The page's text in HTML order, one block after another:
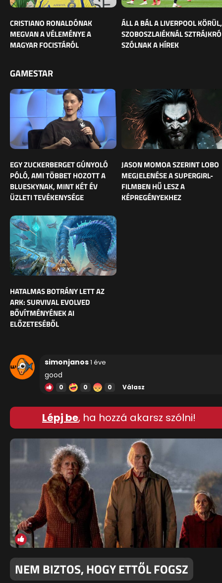
CRISTIANO RONALDÓNAK
MEGVAN A VÉLEMÉNYE A
MAGYAR FOCISTÁRÓL
ÁLL A BÁL A LIVERPOOL KÖRÜL,
SZOBOSZLAIÉKNÁL
SZÓLNAK A HÍREK
GAMESTAR
EGY ZUCKERBERGET GÚNYOLÓ
PÓLÓ, AMI TÖBBET HOZOTT A
BLUESKYNAK, MINT KÉT ÉV
ÜZLETI TEVÉKENYSÉGE
JASON MOMOA SZERINT LOBO
MEGJELENÉSE A SUPERGIRL-
FILMBEN HŰ LESZ A
KÉPREGÉNYEKHEZ
HATALMAS BOTRÁNY LETT AZ
ARK: SURVIVAL EVOLVED
BŐVÍTMÉNYÉNEK AI
ELŐZETESÉBŐL
simonjanos1 éve
good
0 0 0 Válasz
Lépj be, ha hozzá akarsz szólni!
NEM BIZTOS, HOGY ETTŐL FOGSZ